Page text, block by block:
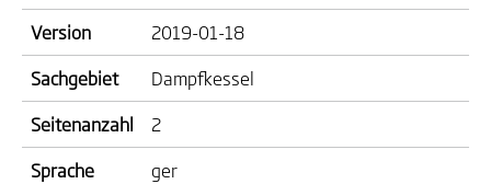
Version
2019-01-18
Sachgebiet
Dampfkessel
Seitenanzahl
2
Sprache
ger